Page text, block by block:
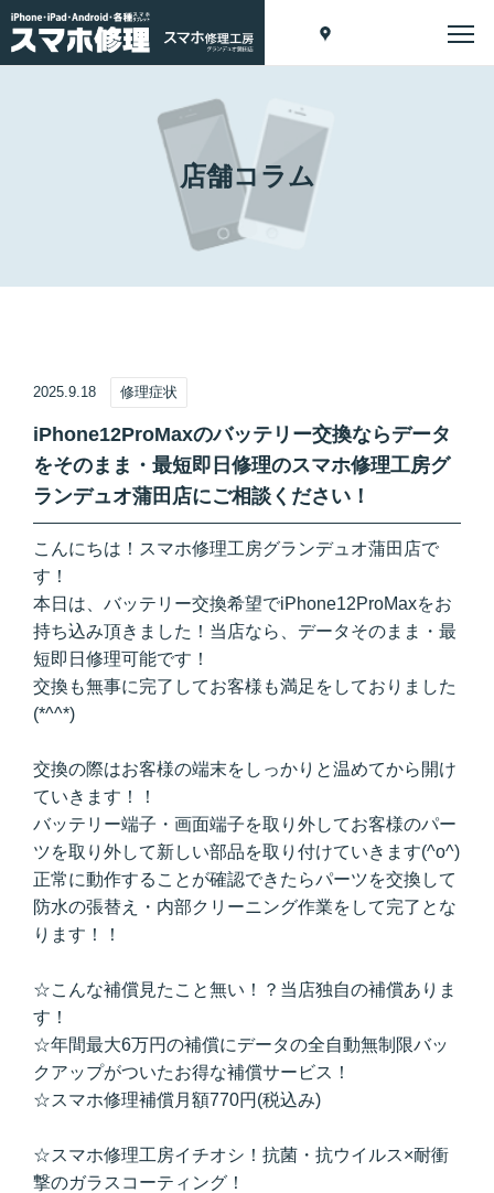
店舗コラム
2025.9.18 修理症状
iPhone12ProMaxのバッテリー交換ならデータ
をそのまま・最短即日修理のスマホ修理工房グ
ランデュオ蒲田店にご相談ください！
こんにちは！スマホ修理工房グランデュオ蒲田店で
す！
本日は、バッテリー交換希望でiPhone12ProMaxをお
持ち込み頂きました！当店なら、データそのまま・最
短即日修理可能です！
交換も無事に完了してお客様も満足をしておりました
(*^^*)
交換の際はお客様の端末をしっかりと温めてから開け
ていきます！！
バッテリー端子・画面端子を取り外してお客様のパー
ツを取り外して新しい部品を取り付けていきます(^o^)
正常に動作することが確認できたらパーツを交換して
防水の張替え・内部クリーニング作業をして完了とな
ります！！
☆こんな補償見たこと無い！？当店独自の補償ありま
す！
☆年間最大6万円の補償にデータの全自動無制限バッ
クアップがついたお得な補償サービス！
☆スマホ修理補償月額770円(税込み)
☆スマホ修理工房イチオシ！抗菌・抗ウイルス×耐衝
撃のガラスコーティング！